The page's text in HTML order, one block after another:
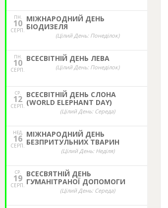
ПН.
10
СЕРП.
МІЖНАРОДНИЙ ДЕНЬ
БІОДИЗЕЛЯ
(Цілий День: Понеділок)
ПН.
10
СЕРП.
ВСЕСВІТНІЙ ДЕНЬ ЛЕВА
(Цілий День: Понеділок)
СР.
12
СЕРП.
ВСЕСВІТНІЙ ДЕНЬ СЛОНА
(WORLD ELEPHANT DAY)
(Цілий День: Середа)
НЕД,
16
СЕРП.
МІЖНАРОДНИЙ ДЕНЬ
БЕЗПРИТУЛЬНИХ ТВАРИН
(Цілий День: Неділя)
СР.
19
СЕРП.
ВСЕСВЯТНІЙ ДЕНЬ
ГУМАНІТРАНОЇ ДОПОМОГИ
(Цілий День: Середа)